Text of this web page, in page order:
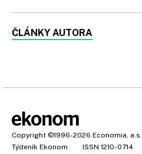
ČLÁNKY AUTORA
Copyright ©1996-2026 Economia, a.s.
Týdeník Ekonom
ISSN 1210-0714